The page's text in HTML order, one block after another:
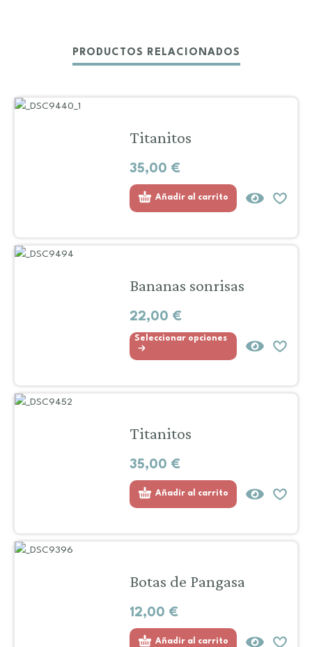
PRODUCTOS RELACIONADOS
Titanitos
35,00 €
Añadir al carrito
Bananas sonrisas
22,00 €
Seleccionar opciones
Titanitos
35,00 €
Añadir al carrito
Botas de Pangasa
12,00 €
Añadir al carrito